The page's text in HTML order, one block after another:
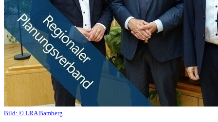
Bild: © LRA Bamberg